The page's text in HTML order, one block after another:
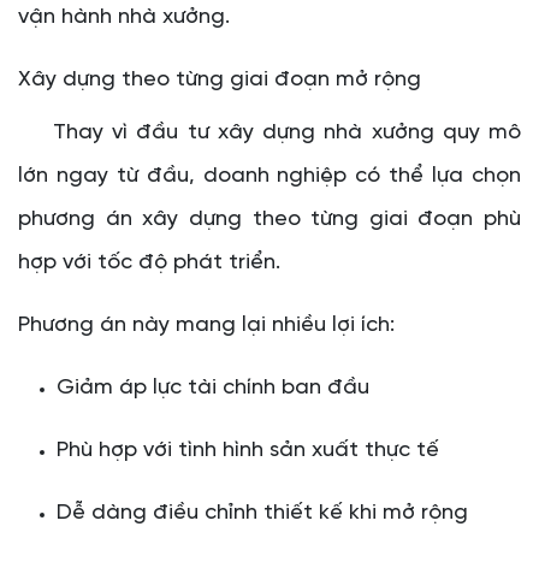
vận hành nhà xưởng.
Xây dựng theo từng giai đoạn mở rộng
Thay vì đầu tư xây dựng nhà xưởng quy mô
lớn ngay từ đầu, doanh nghiệp có thể lựa chọn
phương án xây dựng theo từng giai đoạn phù
hợp với tốc độ phát triển.
Phương án này mang lại nhiều lợi ích:
Giảm áp lực tài chính ban đầu
Phù hợp với tình hình sản xuất thực tế
Dễ dàng điều chỉnh thiết kế khi mở rộng